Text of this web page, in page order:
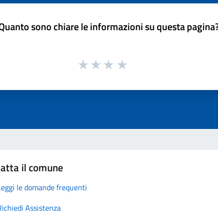
sono chiare le informazioni su questa
il comune
le domande frequenti
Assistenza